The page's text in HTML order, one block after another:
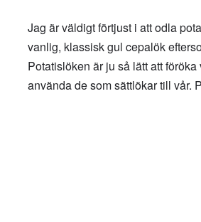
Jag är väldigt förtjust i att odla
vanlig, klassisk gul cepalök
Potatislöken är ju så lätt att
använda de som sättlökar till vår.